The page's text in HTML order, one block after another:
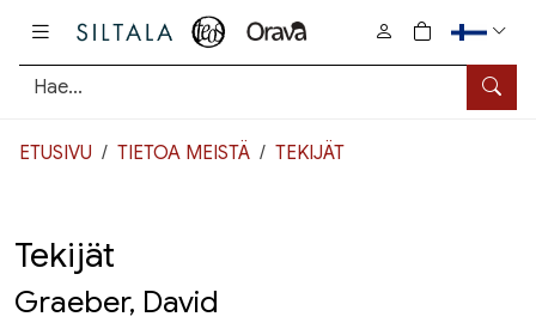
Hae
0
tuotetta
ETUSIVU TIETOA MEISTÄ TEKIJÄT
Tekijät
Graeber, David